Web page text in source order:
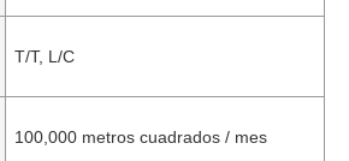
T/T, L/C
100,000 metros cuadrados / mes